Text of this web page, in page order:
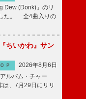
Dew (Donk)」のリ
した。 全4曲入りの
ちいかわ』サン
Ｐ
2026年8月6日
ルバム・チャー
、7月29日にリリ